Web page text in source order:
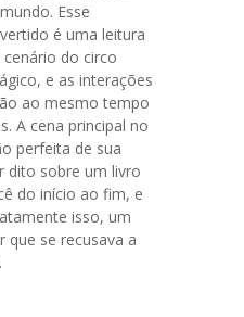
Esse
é uma leitura
do circo
e as interações
ao mesmo tempo
A cena principal no
perfeita de sua
dito sobre um livro
do início ao fim, e
isso, um
que se recusava a